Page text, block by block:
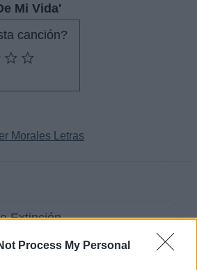
Process My Personal
Mi Vida'
canción?
Morales Letras
Extinción
Vida